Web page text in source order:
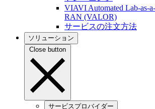
VIAVI Automated Lab-as-
RAN (VALOR)
サービスの注文方法
ソリューション
Close button
サービスプロバイダー